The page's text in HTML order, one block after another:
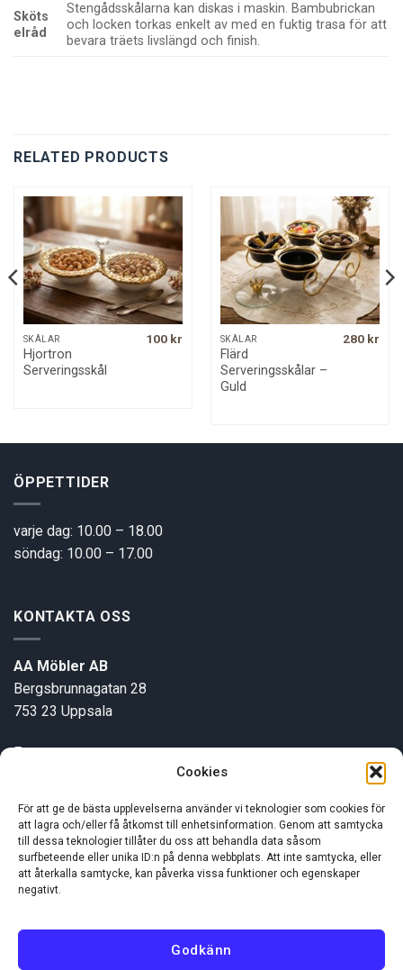
Cookies
För att ge de bästa upplevelserna använder vi teknologier som cookies för
att lagra och/eller få åtkomst till enhetsinformation. Genom att samtycka
till dessa teknologier tillåter du oss att behandla data såsom
surfbeteende eller unika ID:n på denna webbplats. Att inte samtycka, eller
att återkalla samtycke, kan påverka vissa funktioner och egenskaper
negativt.
Godkänn
Sköts
elråd
Stengådsskålarna kan diskas i maskin. Bambubrickan
och locken torkas enkelt av med en fuktig trasa för att
bevara träets livslängd och finish.
RELATED PRODUCTS
SKÅLAR
Hjortron
Serveringsskål
100 kr SKÅLAR
Flärd
Serveringsskålar –
Guld
280 kr
ÖPPETTIDER
varje dag: 10.00 – 18.00
söndag: 10.00 – 17.00
KONTAKTA OSS
AA Möbler AB
Bergsbrunnagatan 28
753 23 Uppsala
E-post:
INFORMATION
Om oss